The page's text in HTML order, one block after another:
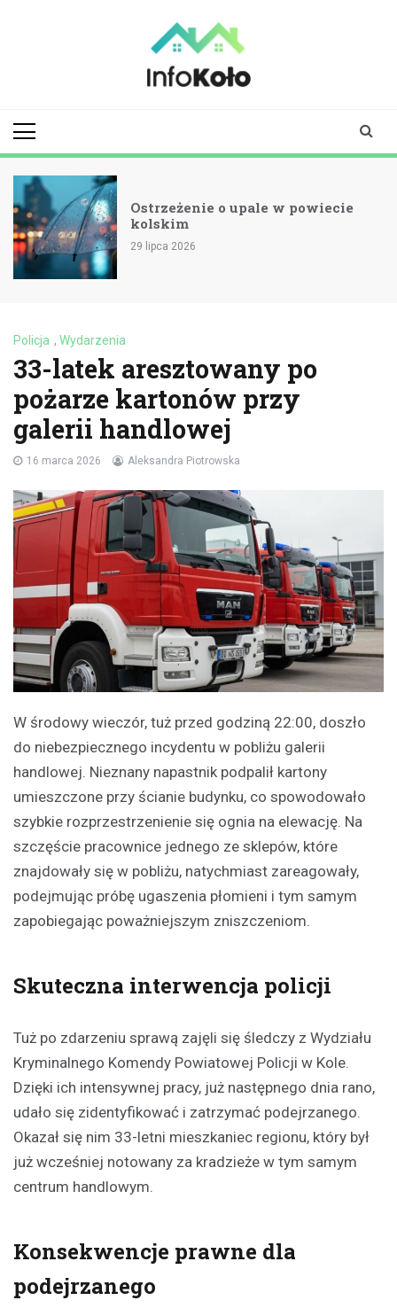
Ostrzeżenie o upale w powiecie
kolskim
29 lipca 2026
Policja , Wydarzenia
33-latek aresztowany po
pożarze kartonów przy
galerii handlowej
16 marca 2026 Aleksandra Piotrowska
W środowy wieczór, tuż przed godziną 22:00, doszło
do niebezpiecznego incydentu w pobliżu galerii
handlowej. Nieznany napastnik podpalił kartony
umieszczone przy ścianie budynku, co spowodowało
szybkie rozprzestrzenienie się ognia na elewację. Na
szczęście pracownice jednego ze sklepów, które
znajdowały się w pobliżu, natychmiast zareagowały,
podejmując próbę ugaszenia płomieni i tym samym
zapobiegając poważniejszym zniszczeniom.
Skuteczna interwencja policji
Tuż po zdarzeniu sprawą zajęli się śledczy z Wydziału
Kryminalnego Komendy Powiatowej Policji w Kole.
Dzięki ich intensywnej pracy, już następnego dnia rano,
udało się zidentyfikować i zatrzymać podejrzanego.
Okazał się nim 33-letni mieszkaniec regionu, który był
już wcześniej notowany za kradzieże w tym samym
centrum handlowym.
Konsekwencje prawne dla
podejrzanego